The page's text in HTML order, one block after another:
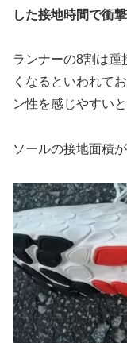
した接地時間で衝
ランナーの8割は踵
くなるといわれて
ン性を感じやすいと
ソールの接地面積